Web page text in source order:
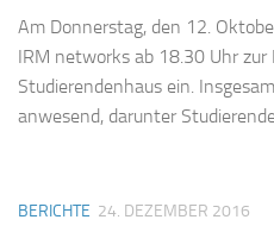
Am Donnerstag, den 12.
IRM networks ab 18.30 Uhr
Studierendenhaus ein.
anwesend, darunter
BERICHTE 24. DEZEMBER 2016